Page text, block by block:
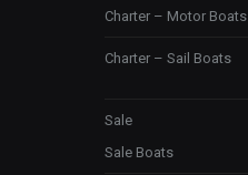
Charter – Motor Boats
Charter – Sail Boats
Sale
Sale Boats